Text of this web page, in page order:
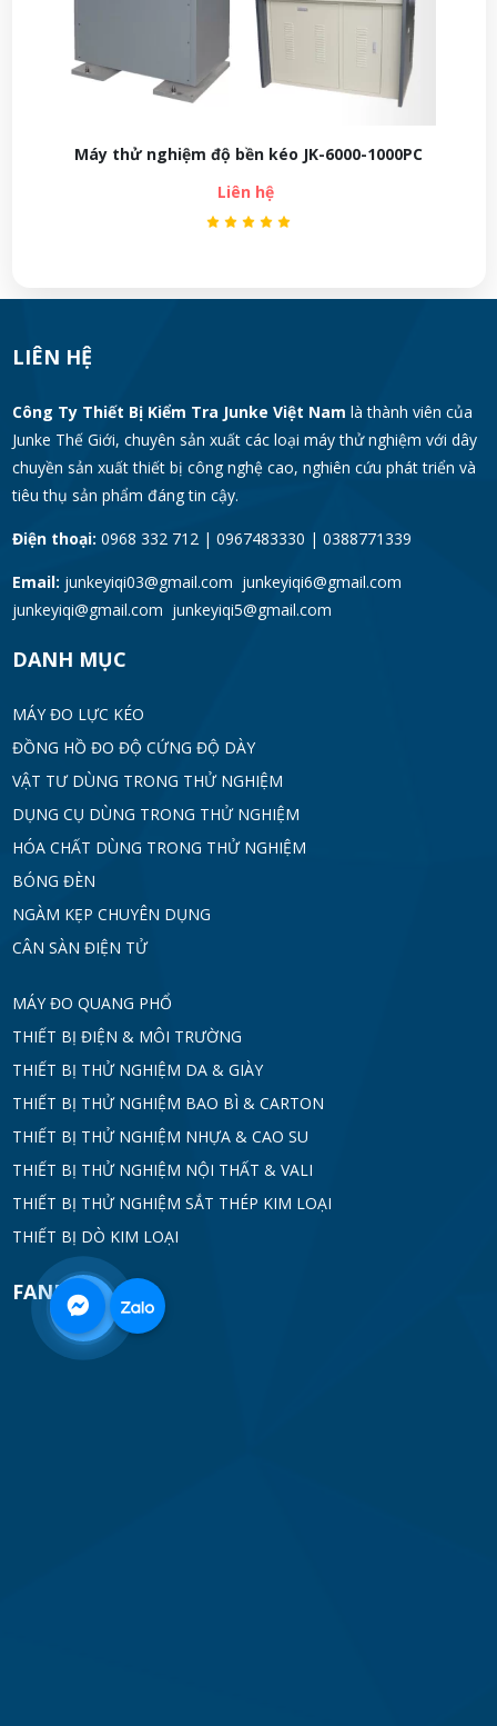
Máy thử nghiệm độ bền kéo JK-6000-1000PC
Liên hệ
LIÊN HỆ
Công Ty Thiết Bị Kiểm Tra Junke Việt Nam là thành viên của
Junke Thế Giới, chuyên sản xuất các loại máy thử nghiệm với dây
chuyền sản xuất thiết bị công nghệ cao, nghiên cứu phát triển và
tiêu thụ sản phẩm đáng tin cậy.
Điện thoại: 0968 332 712 | 0967483330 | 0388771339
Email: junkeyiqi03@gmail.com junkeyiqi6@gmail.com
junkeyiqi@gmail.com junkeyiqi5@gmail.com
DANH MỤC
MÁY ĐO LỰC KÉO
ĐỒNG HỒ ĐO ĐỘ CỨNG ĐỘ DÀY
VẬT TƯ DÙNG TRONG THỬ NGHIỆM
DỤNG CỤ DÙNG TRONG THỬ NGHIỆM
HÓA CHẤT DÙNG TRONG THỬ NGHIỆM
BÓNG ĐÈN
NGÀM KẸP CHUYÊN DỤNG
CÂN SÀN ĐIỆN TỬ
MÁY ĐO QUANG PHỔ
THIẾT BỊ ĐIỆN & MÔI TRƯỜNG
THIẾT BỊ THỬ NGHIỆM DA & GIÀY
THIẾT BỊ THỬ NGHIỆM BAO BÌ & CARTON
THIẾT BỊ THỬ NGHIỆM NHỰA & CAO SU
THIẾT BỊ THỬ NGHIỆM NỘI THẤT & VALI
THIẾT BỊ THỬ NGHIỆM SẮT THÉP KIM LOẠI
THIẾT BỊ DÒ KIM LOẠI
FANPAGE
0968
332